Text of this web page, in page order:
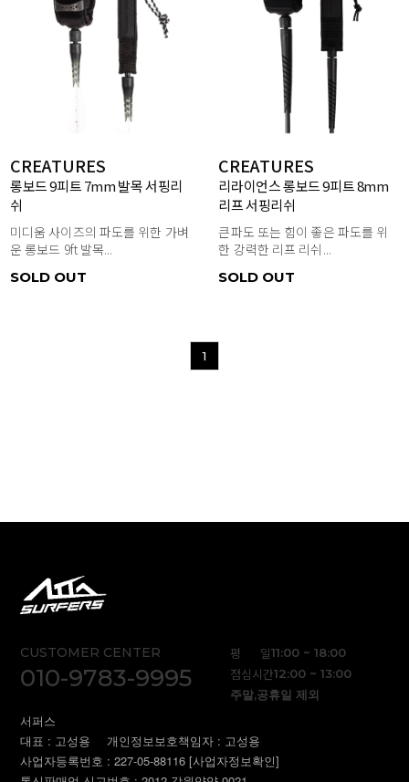
CREATURES
롱보드 9피트 7mm 발목 서핑리
쉬
미디움 사이즈의 파도를 위한 가벼
운 롱보드 9ft 발목...
SOLD OUT
CREATURES
리라이언스 롱보드 9피트 8mm
리프 서핑리쉬
큰파도 또는 힘이 좋은 파도를 위
한 강력한 리프 리쉬...
SOLD OUT
1
CUSTOMER CENTER
010-9783-9995
평 일11:00 ~ 18:00
점심시간12:00 ~ 13:00
주말,공휴일 제외
서퍼스
대표 : 고성용
개인정보보호책임자 : 고성용
사업자등록번호 : 227-05-88116[사업자정보확인]